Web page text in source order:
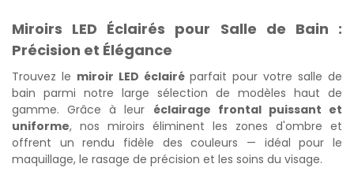
Miroirs LED Éclairés pour Salle de Bain :
Précision et Élégance
Trouvez le miroir LED éclairéparfait pour votre salle de
bain parmi notre large sélection de modèles haut de
gamme. Grâce à leur éclairage frontal puissant et
uniforme, nos miroirs éliminent les zones d'ombre et
offrent un rendu fidèle des couleurs — idéal pour le
maquillage, le rasage de précision et les soins du visage.